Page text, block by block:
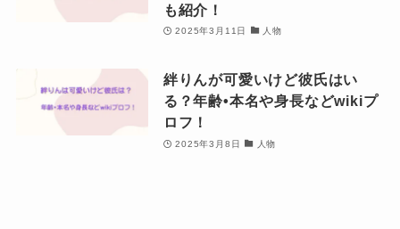
も紹介！
2025年3月11日 人物
絆りんが可愛いけど彼氏はい
る？年齢•本名や身長などwikiプ
ロフ！
2025年3月8日 人物